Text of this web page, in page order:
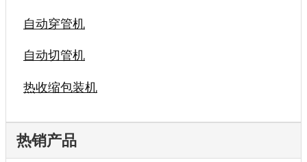
自动穿管机
自动切管机
热收缩包装机
热销产品